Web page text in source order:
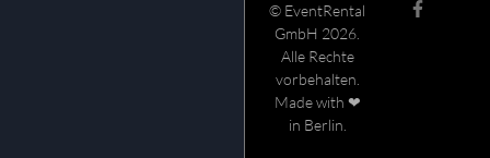
© EventRental
GmbH 2026.
Alle Rechte
vorbehalten.
Made with ❤
in Berlin.